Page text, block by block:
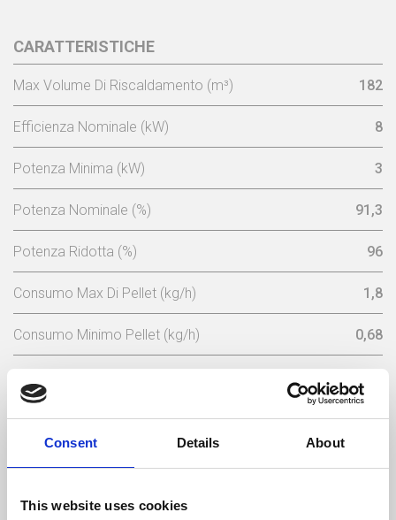
Consent Details About
This website uses cookies
CARATTERISTICHE
Max Volume Di Riscaldamento (m³) 182
Efficienza Nominale (kW) 8
Potenza Minima (kW) 3
Potenza Nominale (%) 91,3
Potenza Ridotta (%) 96
Consumo Max Di Pellet (kg/h) 1,8
Consumo Minimo Pellet (kg/h) 0,68
Energia Elettrica Nominale (w) 102 (máx 362)
Frequenza Elettrica (Hz)